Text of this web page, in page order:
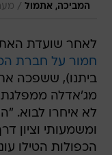
המביכה, אתמול /
לאחר שועדת
חמור על חברת
ביתנו), ששפכה
מג'אדלה ממפלגת
לא איחרו לבוא.
ומשמעותי וציון
הכפולות הטילו